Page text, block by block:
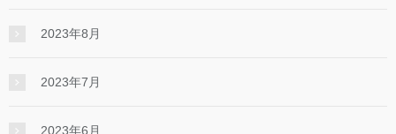
2023年8月
2023年7月
2023年6月